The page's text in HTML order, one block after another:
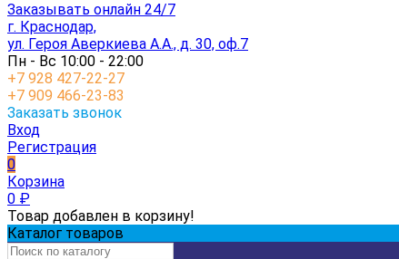
Заказывать онлайн 24/7
г. Краснодар,
ул. Героя Аверкиева А.А., д. 30, оф.7
Пн - Вс 10:00 - 22:00
+7 928 427-22-27
+7 909 466-23-83
Заказать звонок
Вход
Регистрация
0
Корзина
0 ₽
Товар добавлен в корзину!
Каталог товаров